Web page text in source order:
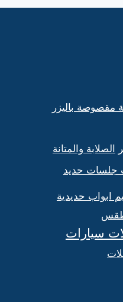
مقصوصة باليزر
الصلابة والمتانة
جلسات حديد
ابواب حديدية
سيارات